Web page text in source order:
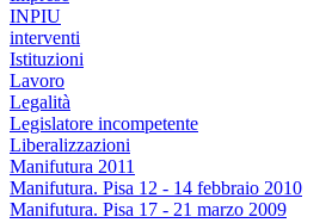
INPIU
interventi
Istituzioni
Lavoro
Legalità
Legislatore incompetente
Liberalizzazioni
Manifutura 2011
Manifutura. Pisa 12 - 14 febbraio 2010
Manifutura. Pisa 17 - 21 marzo 2009